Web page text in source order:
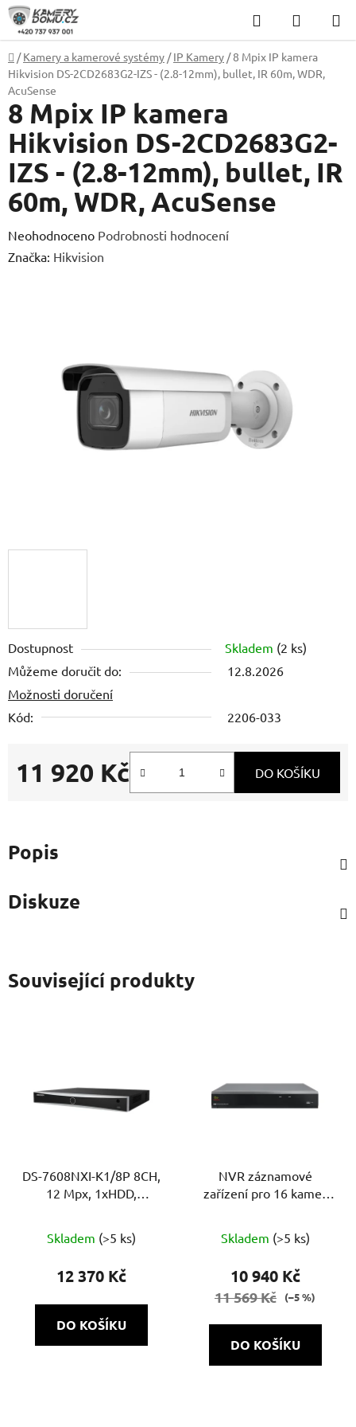
Přejít
obsah
Hledat
KOŠÍK
Domů
/ Kamery a kamerové systémy / IP Kamery /8 Mpix IP kamera
Hikvision DS-2CD2683G2-IZS - (2.8-12mm), bullet, IR 60m, WDR,
AcuSense
Dostupnost Skladem (2 ks)
Můžeme doručit do:
12.8.2026
Možnosti doručení
Kód:
2206-033
11 920 Kč DO KOŠÍKU
8 Mpix IP kamera
Hikvision DS-2CD2683G2-
IZS - (2.8-12mm), bullet, IR
60m, WDR, AcuSense
Průměrné
hodnocení
hvězdiček.
Neohodnoceno Podrobnosti hodnocení
Značka: Hikvision
Popis
Diskuze
Související produkty
DS-7608NXI-K1/8P 8CH,
12 Mpx, 1xHDD,
hodnocení
produktu
z
Skladem (>5 ks)
12 370 Kč
DO KOŠÍKU
NVR záznamové
zařízení pro 16 kamer
Skladem (>5 ks)
10 940 Kč
11 569 Kč (–5 %)
DO KOŠÍKU